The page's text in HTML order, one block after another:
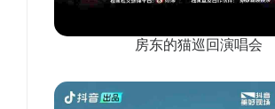
房东的猫巡回演唱会